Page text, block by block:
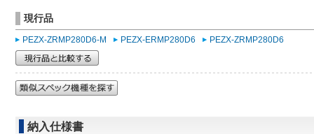
現行品
PEZX-ZRMP280D6-M PEZX-ERMP280D6 PEZX-ZRMP280D6
納入仕様書